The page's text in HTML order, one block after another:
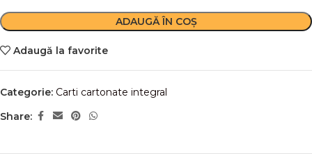
ADAUGĂ ÎN COȘ
Adaugă la favorite
Categorie: Carti cartonate integral
Share: